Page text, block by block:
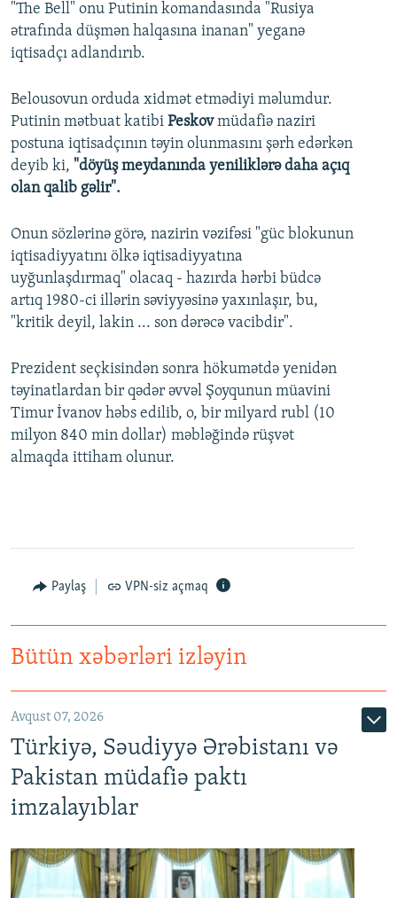
"The Bell" onu Putinin komandasında "Rusiya
ətrafında düşmən halqasına inanan" yeganə
iqtisadçı adlandırıb.
Belousovun orduda xidmət etmədiyi məlumdur.
Putinin mətbuat katibi Peskovmüdafiə naziri
postuna iqtisadçının təyin olunmasını şərh edərkən
deyib ki, "döyüş meydanında yeniliklərə daha açıq
olan qalib gəlir".
Onun sözlərinə görə, nazirin vəzifəsi "güc blokunun
iqtisadiyyatını ölkə iqtisadiyyatına
uyğunlaşdırmaq" olacaq - hazırda hərbi büdcə
artıq 1980-ci illərin səviyyəsinə yaxınlaşır, bu,
"kritik deyil, lakin ... son dərəcə vacibdir".
Prezident seçkisindən sonra hökumətdə yenidən
təyinatlardan bir qədər əvvəl Şoyqunun müavini
Timur İvanov həbs edilib, o, bir milyard rubl (10
milyon 840 min dollar) məbləğində rüşvət
almaqda ittiham olunur.
Paylaş VPN-siz açmaq
Bütün xəbərləri izləyin
Avqust 07, 2026
Türkiyə, Səudiyyə Ərəbistanı və
Pakistan müdafiə paktı
imzalayıblar